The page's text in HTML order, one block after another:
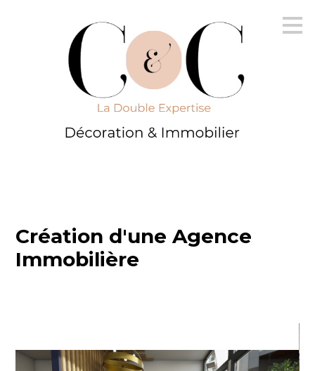
ACCUEIL
RÉALISATIONS
Création d'une Agence
Immobilière